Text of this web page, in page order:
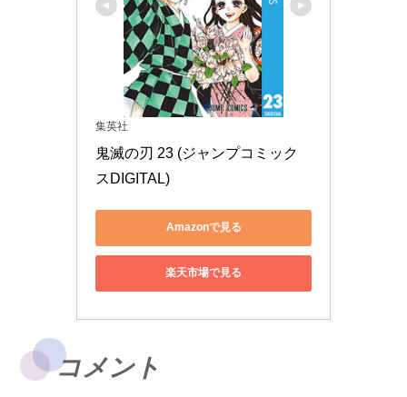
集英社
鬼滅の刃 23 (ジャンプコミック
スDIGITAL)
Amazonで見る
楽天市場で見る
コメント